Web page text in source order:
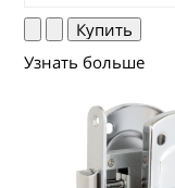
Узнать больше